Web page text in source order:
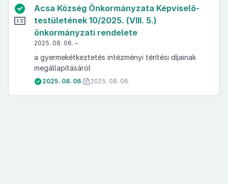
Acsa Község Önkormányzata Képviselő-
testületének 10/2025. (VIII. 5.)
önkormányzati rendelete
2025. 08. 06. –
a gyermekétkeztetés intézményi térítési díjainak
megállapításáról
2025. 08. 06. 2025. 08. 06.